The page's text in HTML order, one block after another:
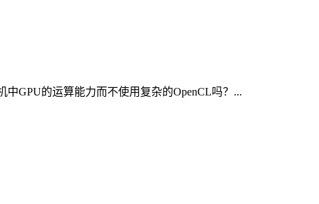
中GPU的运算能力而不使用复杂的OpenCL吗？...